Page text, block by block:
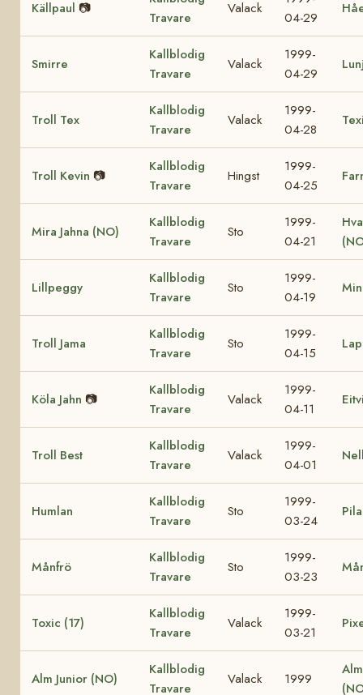
Källpaul 📷
Travare
Valack
04-29
Smirre
Kallblodig
Travare
Valack
1999-
04-29
Troll Tex
Kallblodig
Travare
Valack
1999-
04-28
Troll Kevin 📷
Kallblodig
Travare
Hingst
1999-
04-25
Mira Jahna (NO)
Kallblodig
Travare
Sto
1999-
04-21
Lillpeggy
Kallblodig
Travare
Sto
1999-
04-19
Troll Jama
Kallblodig
Travare
Sto
1999-
04-15
Köla Jahn 📷
Kallblodig
Travare
Valack
1999-
04-11
Troll Best
Kallblodig
Travare
Valack
1999-
04-01
Humlan
Kallblodig
Travare
Sto
1999-
03-24
Månfrö
Kallblodig
Travare
Sto
1999-
03-23
Toxic (17)
Kallblodig
Travare
Valack
1999-
03-21
Alm Junior (NO)
Kallblodig
Travare
Valack 1999